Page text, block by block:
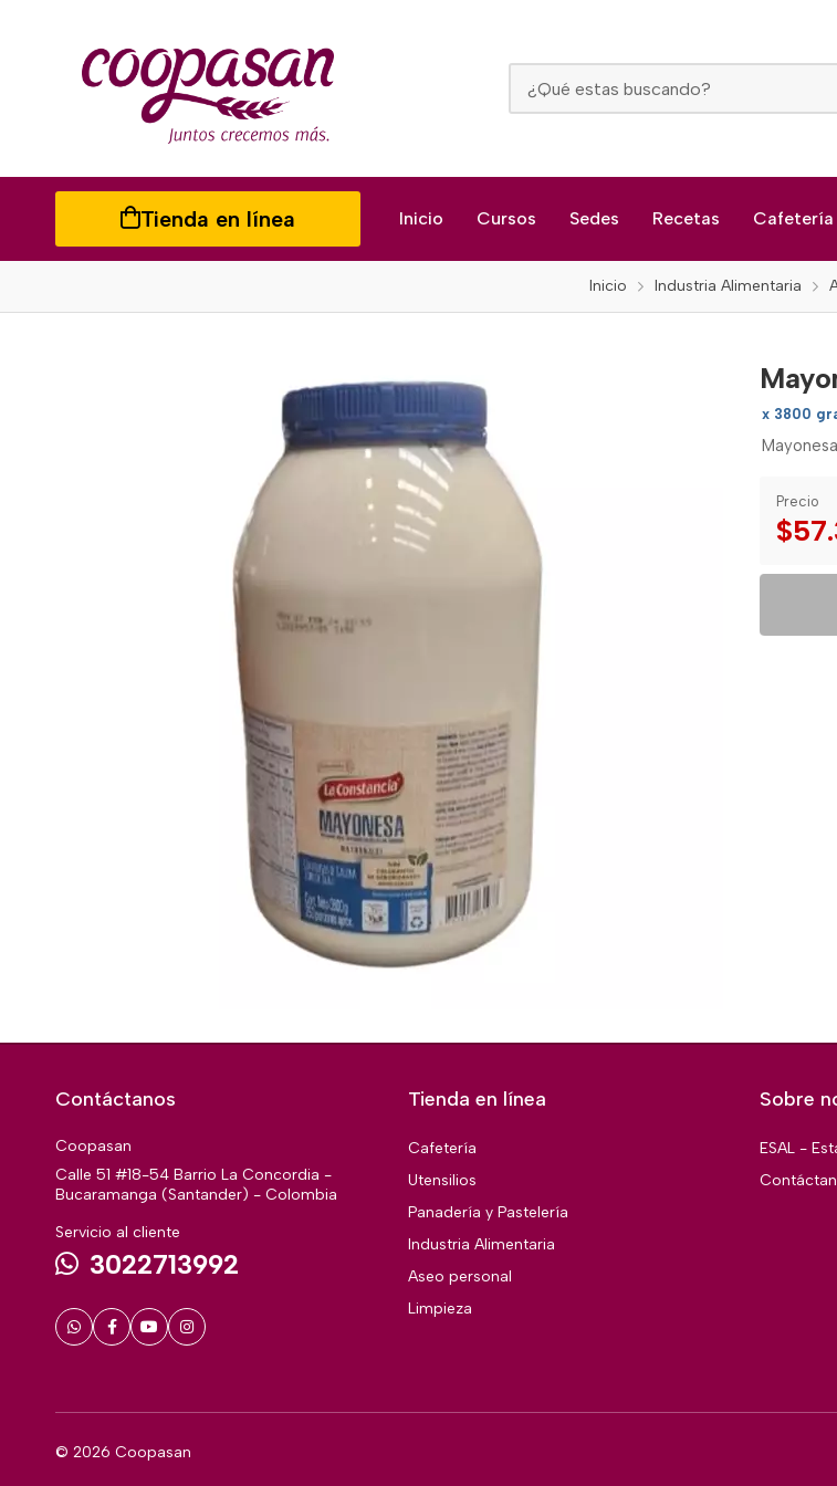
Tienda en línea Inicio Cursos Sedes Recetas Cafetería
Inicio Industria Alimentaria
x 3800
Precio
Contáctanos
Coopasan
Calle 51 #18-54 Barrio La Concordia -
Bucaramanga (Santander) - Colombia
Servicio al cliente
3022713992
Tienda en línea
Cafetería
Utensilios
Panadería y Pastelería
Industria Alimentaria
Aseo personal
Limpieza
Sobre
ESAL -
© 2026 Coopasan